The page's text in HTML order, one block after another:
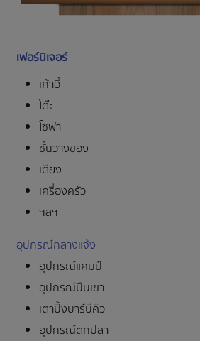
เฟอร์นิเจอร์
เก้าอี้
โต๊ะ
โซฟา
ชั้นวางของ
เตียง
เครื่องครัว
ฯลฯ
อุปกรณ์กลางแจ้ง
อุปกรณ์แคมป์
อุปกรณ์ปีนเขา
เตาปิ้งบาร์บีคิว
อุปกรณ์ตกปลา